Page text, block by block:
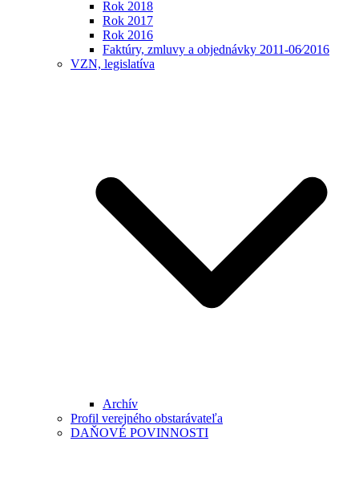
Rok 2018
Rok 2017
Rok 2016
Faktúry, zmluvy a objednávky 2011-06⁄2016
VZN, legislatíva
Archív
Profil verejného obstarávateľa
DAŇOVÉ POVINNOSTI